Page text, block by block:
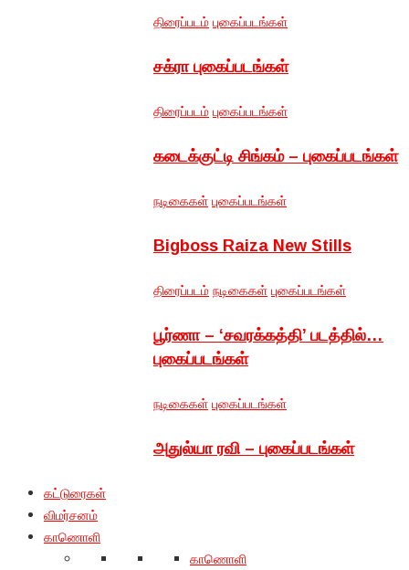
திரைப்படம் புகைப்படங்கள்
சக்ரா புகைப்படங்கள்
திரைப்படம் புகைப்படங்கள்
கடைக்குட்டி சிங்கம் – புகைப்படங்கள்
நடிகைகள் புகைப்படங்கள்
Bigboss Raiza New Stills
திரைப்படம் நடிகைகள் புகைப்படங்கள்
பூர்ணா – ‘சவரக்கத்தி’ படத்தில்…
புகைப்படங்கள்
நடிகைகள் புகைப்படங்கள்
அதுல்யா ரவி – புகைப்படங்கள்
கட்டுரைகள்
விமர்சனம்
காணொளி
காணொளி